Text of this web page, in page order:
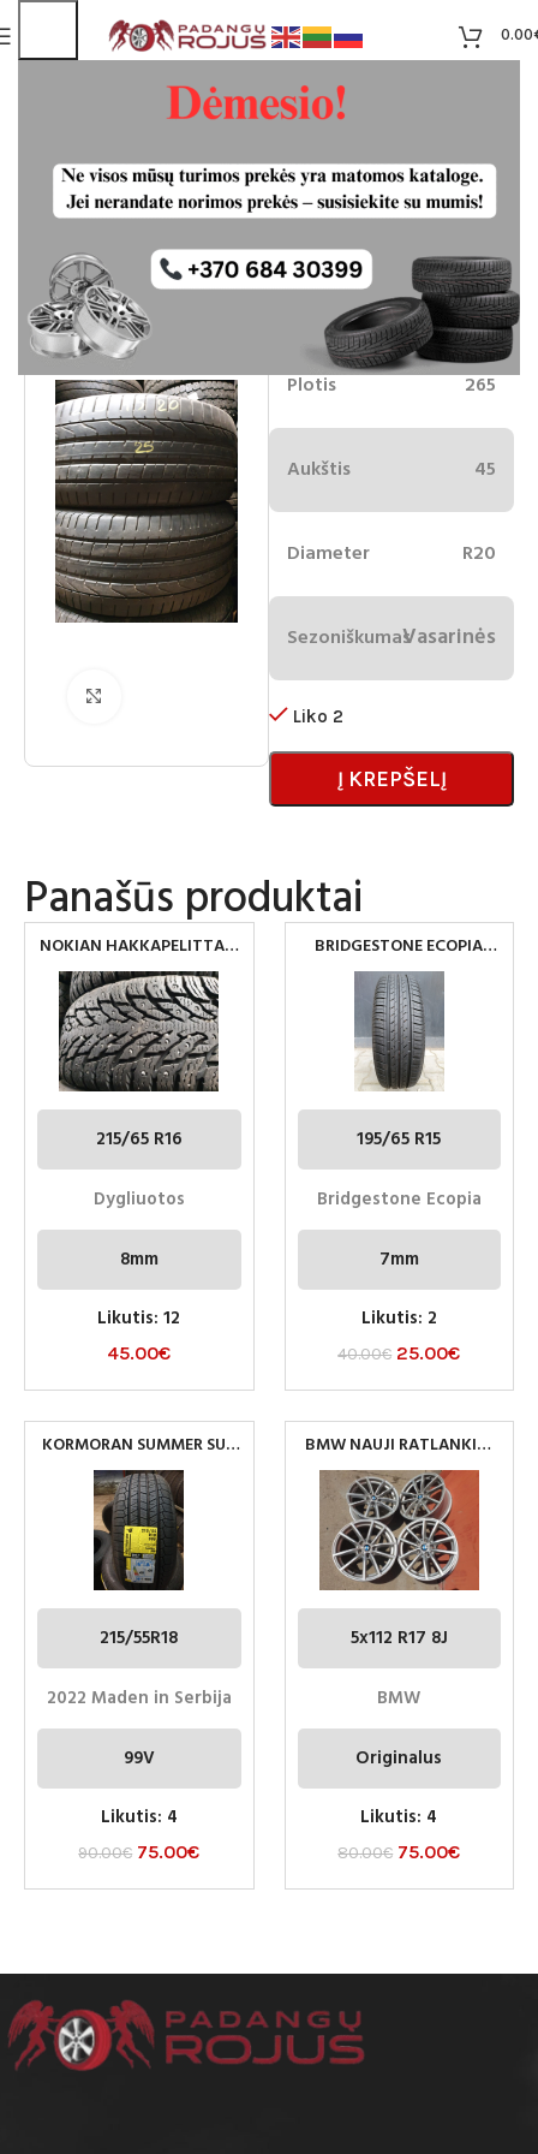
0.00
Pirelli Scorpion Verde 265/45R20
padangos
25.00€ Liko 2
Plotis 265
Aukštis 45
Diameter R20
SezoniškumasVasarinės
Liko 2
Į KREPŠELĮ
Panašūs produktai
NOKIAN HAKKAPELITTA 9
215/65 R16
215/65 R16
Dygliuotos
8mm
Likutis: 12
45.00€
BRIDGESTONE ECOPIA
195/65R15 PADANGOS
195/65 R15
Bridgestone Ecopia
7mm
Likutis: 2
40.00€ 25.00€
KORMORAN SUMMER SUV
215/55R18
215/55R18
2022 Maden in Serbija
99V
Likutis: 4
90.00€ 75.00€
BMW NAUJI RATLANKIAI
5×112 R17
5x112 R17 8J
BMW
Originalus
Likutis: 4
80.00€ 75.00€